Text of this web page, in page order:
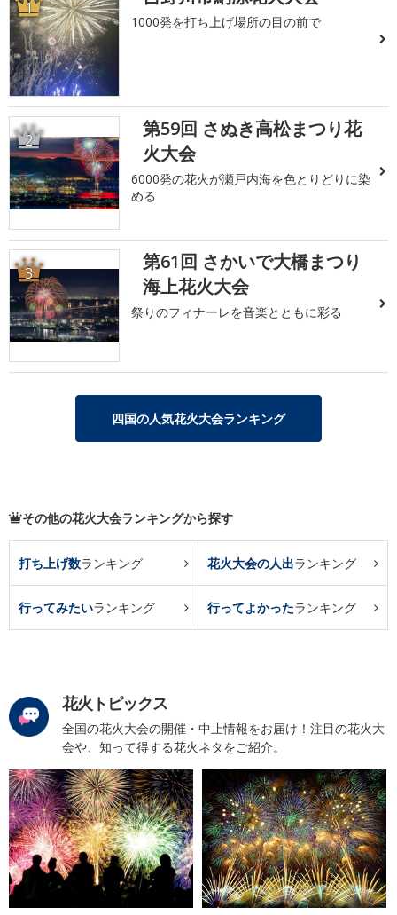
1
1000発を打ち上げ場所の目の前で
2
第59回 さぬき高松まつり花
火大会
6000発の花火が瀬戸内海を色とりどりに染
める
3
第61回 さかいで大橋まつり
海上花火大会
祭りのフィナーレを音楽とともに彩る
四国の人気花火大会ランキング
その他の花火大会ランキングから探す
打ち上げ数ランキング 花火大会の人出ランキング
行ってみたいランキング 行ってよかったランキング
花火トピックス
全国の花火大会の開催・中止情報をお届け！注目の花火大
会や、知って得する花火ネタをご紹介。